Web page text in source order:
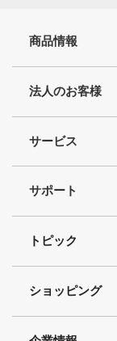
商品情報
法人のお客様
サービス
サポート
トピック
ショッピング